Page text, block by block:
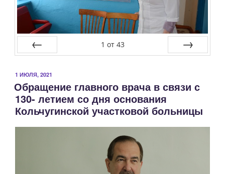
1 от 43
ОПУБЛИКОВАНО
1 ИЮЛЯ, 2021
Обращение главного врача в связи с
130- летием со дня основания
Кольчугинской участковой больницы